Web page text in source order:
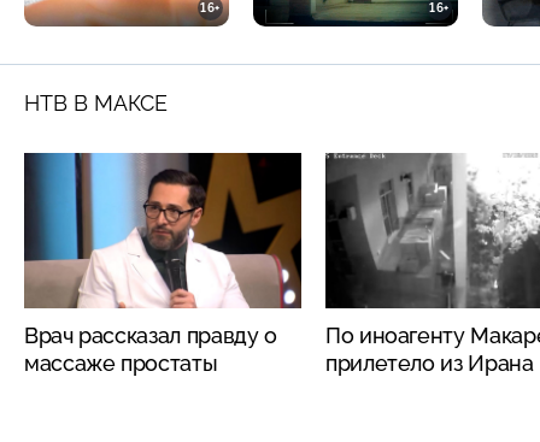
16+ 16+
НТВ В МАКСЕ
Врач рассказал правду о
массаже простаты
По иноагенту
прилетело из Ирана